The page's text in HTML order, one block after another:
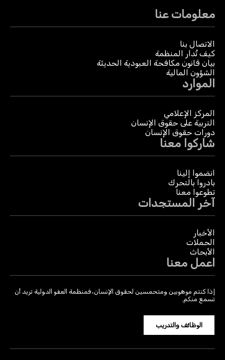
معلومات عنا
الاتصال بنا
كيف تُدار المنظمة
بيان قانون مكافحة العبودية الحديثة
الشؤون المالية
الموارد
المركز الإعلامي
التربية على حقوق الإنسان
دورات حقوق الإنسان
شاركوا معنا
انضموا إلينا
بادروا بالتحرك
تطوعوا معنا
آخر المستجدات
الأخبار
الحملات
الأبحاث
اعمل معنا
إذا كنتم موهوبين ومتحمسين لحقوق الإنسان، فمنظمة العفو الدولية تريد أن
تسمع منكم.
الوظائف والتدريب